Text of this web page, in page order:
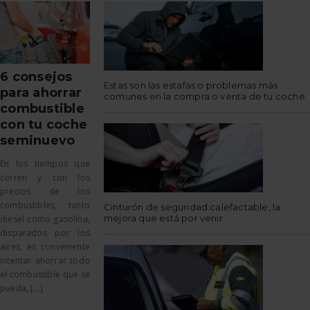
6 consejos
para ahorrar
combustible
con tu coche
seminuevo
En los tiempos que
corren y con los
precios de los
combustibles, tanto
diésel como gasolina,
disparados por los
aires, es conveniente
intentar ahorrar todo
el combustible que se
pueda, [...]
Estas son las estafas o problemas más
comunes en la compra o venta de tu coche
Cinturón de seguridad calefactable, la
mejora que está por venir